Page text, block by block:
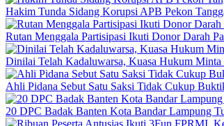
Hakim Tunda Sidang Korupsi APB Pekon
Rutan Menggala Partisipasi Ikuti Donor Darah
Dinilai Telah Kadaluwarsa, Kuasa Hukum
Ahli Pidana Sebut Satu Saksi Tidak Cukup
20 DPC Badak Banten Kota Bandar Lampung